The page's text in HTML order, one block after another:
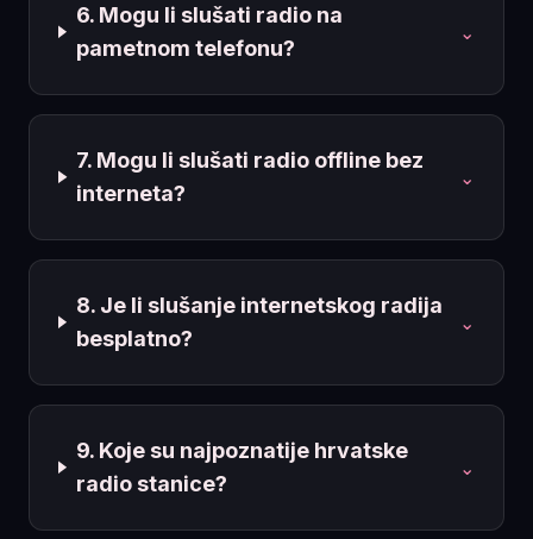
6. Mogu li slušati radio na
pametnom telefonu?
⌄
7. Mogu li slušati radio offline bez
interneta?
⌄
8. Je li slušanje internetskog radija
besplatno?
⌄
9. Koje su najpoznatije hrvatske
radio stanice?
⌄